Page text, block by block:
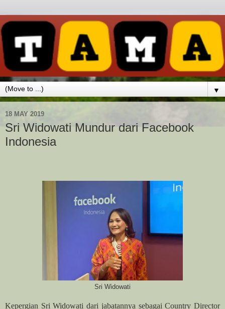
▼
18 MAY 2019
Sri Widowati Mundur dari Facebook
Indonesia
Sri Widowati
Kepergian Sri Widowati dari jabatannya sebagai Country Director